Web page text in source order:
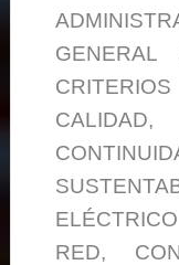
RED,